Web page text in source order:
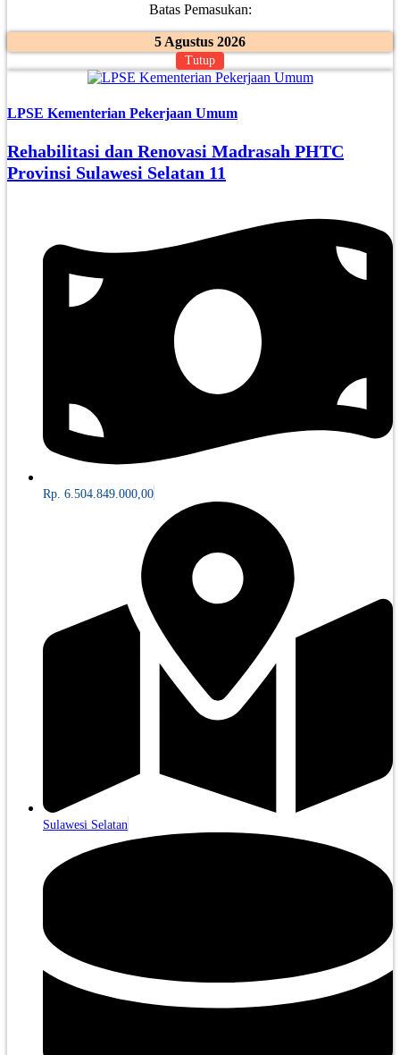
Batas Pemasukan:
5 Agustus 2026
Tutup
LPSE Kementerian Pekerjaan Umum
Rehabilitasi dan Renovasi Madrasah PHTC
Provinsi Sulawesi Selatan 11
Rp. 6.504.849.000,00
Sulawesi Selatan